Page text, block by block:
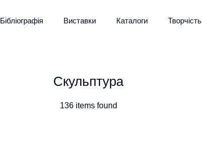
Бібліографія Виставки Каталоги Творчість
Скульптура
136 items found